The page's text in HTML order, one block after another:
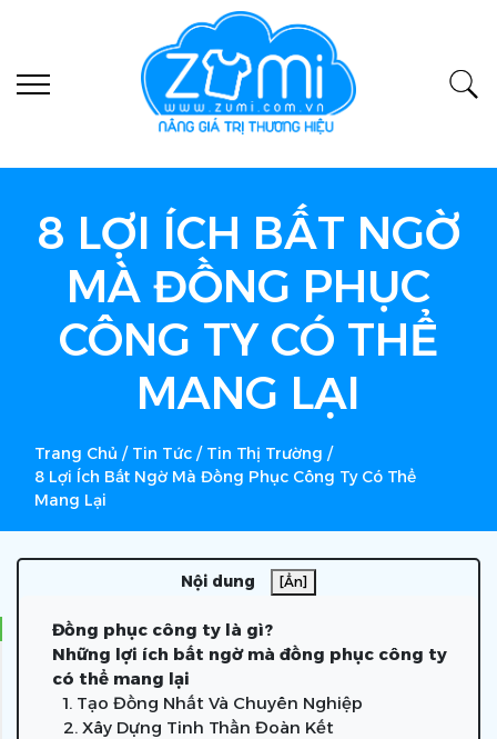
8 LỢI ÍCH BẤT NGỜ
MÀ ĐỒNG PHỤC
CÔNG TY CÓ THỂ
MANG LẠI
Trang Chủ / Tin Tức / Tin Thị Trường /
8 Lợi Ích Bất Ngờ Mà Đồng Phục Công Ty Có Thể
Mang Lại
Nội dung [Ẩn]
Đồng phục công ty là gì?
Những lợi ích bất ngờ mà đồng phục công ty
có thể mang lại
1. Tạo Đồng Nhất Và Chuyên Nghiệp
2. Xây Dựng Tinh Thần Đoàn Kết